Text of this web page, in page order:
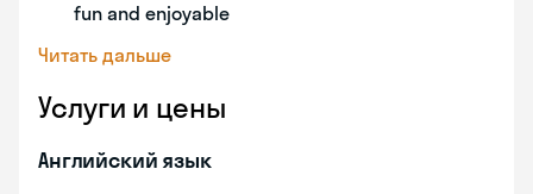
fun and enjoyable
Читать дальше
Услуги и цены
Английский язык